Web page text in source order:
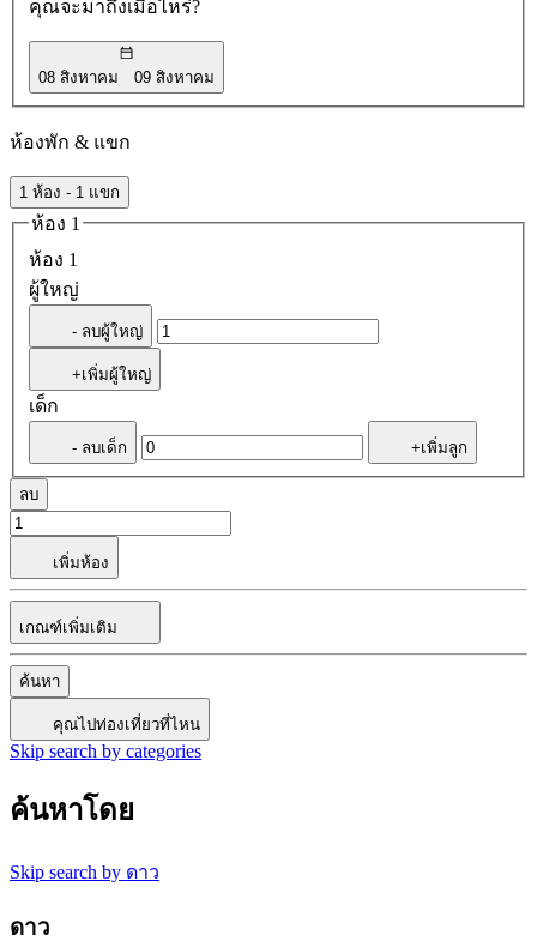
คุณจะมาถึงเมื่อไหร่?
08 สิงหาคม 09 สิงหาคม
ห้องพัก & แขก
1 ห้อง - 1 แขก
ห้อง 1
ห้อง 1
ผู้ใหญ่
- ลบผู้ใหญ่
+เพิ่มผู้ใหญ่
เด็ก
- ลบเด็ก +เพิ่มลูก
ลบ
เพิ่มห้อง
เกณฑ์เพิ่มเติม
ค้นหา
คุณไปท่องเที่ยวที่ไหน
Skip search by categories
ค้นหาโดย
Skip search by ดาว
ดาว